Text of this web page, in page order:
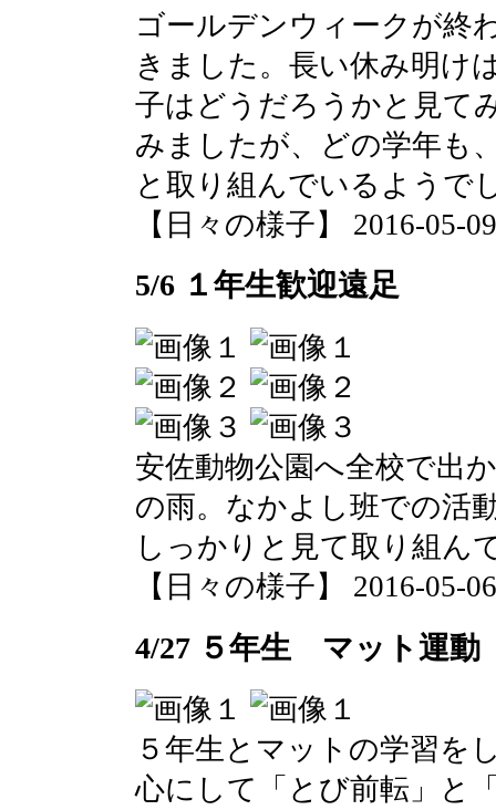
ゴールデンウィークが終
きました。長い休み明け
子はどうだろうかと見て
みましたが、どの学年も
と取り組んでいるようで
【日々の様子】 2016-05-
5/6 １年生歓迎遠足
安佐動物公園へ全校で出
の雨。なかよし班での活
しっかりと見て取り組ん
【日々の様子】 2016-05-
4/27 ５年生 マット運動
５年生とマットの学習を
心にして「とび前転」と